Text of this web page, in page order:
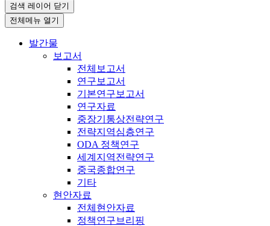
검색 레이어 닫기
전체메뉴 열기
발간물
보고서
전체보고서
연구보고서
기본연구보고서
연구자료
중장기통상전략연구
전략지역심층연구
ODA 정책연구
세계지역전략연구
중국종합연구
기타
현안자료
전체현안자료
정책연구브리핑